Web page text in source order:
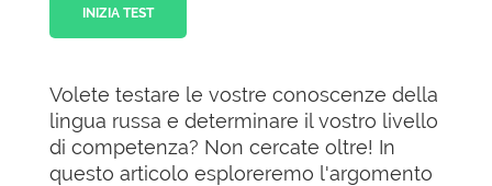
INIZIA TEST
Volete testare le vostre conoscenze della
lingua russa e determinare il vostro livello
di competenza? Non cercate oltre! In
questo articolo esploreremo l'argomento